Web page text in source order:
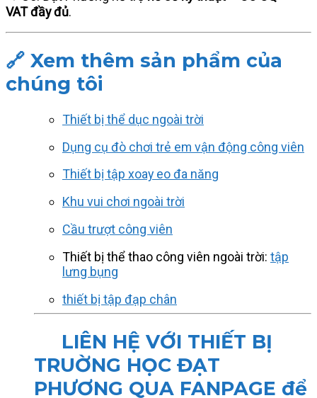
VAT đầy đủ.
🔗 Xem thêm sản phẩm của
chúng tôi
Thiết bị thể dục ngoài trời
Dụng cụ đò chơi trẻ em vận động công viên
Thiết bị tập xoay eo đa năng
Khu vui chơi ngoài trời
Cầu trượt công viên
Thiết bị thể thao công viên ngoài trời: tập
lưng bụng
thiết bị tập đạp chân
LIÊN HỆ VỚI THIẾT BỊ
TRUỜNG HỌC ĐẠT
PHƯƠNG QUA FANPAGE để